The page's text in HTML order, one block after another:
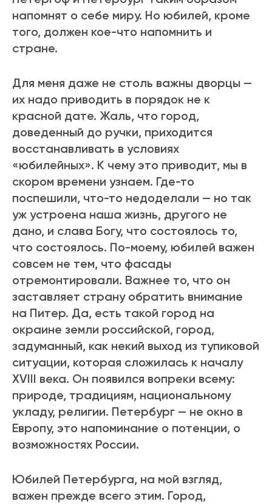
напомнят о себе миру. Но юбилей, кроме
того, должен кое-что напомнить и
стране.
Для меня даже не столь важны дворцы —
их надо приводить в порядок не к
красной дате. Жаль, что город,
доведенный до ручки, приходится
восстанавливать в условиях
«юбилейных». К чему это приводит, мы в
скором времени узнаем. Где-то
поспешили, что-то недоделали — но так
уж устроена наша жизнь, другого не
дано, и слава Богу, что состоялось то,
что состоялось. По-моему, юбилей важен
совсем не тем, что фасады
отремонтировали. Важнее то, что он
заставляет страну обратить внимание
на Питер. Да, есть такой город на
окраине земли российской, город,
задуманный, как некий выход из тупиковой
ситуации, которая сложилась к началу
XVIII века. Он появился вопреки всему:
природе, традициям, национальному
укладу, религии. Петербург — не окно в
Европу, это напоминание о потенции, о
возможностях России.
Юбилей Петербурга, на мой взгляд,
важен прежде всего этим. Город,